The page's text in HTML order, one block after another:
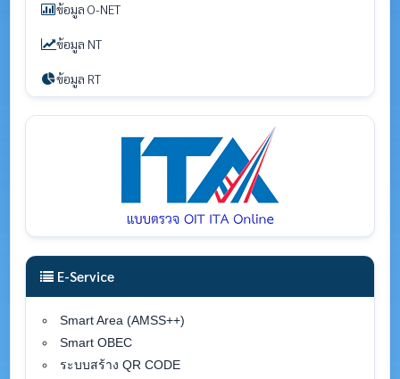
ข้อมูล O-NET
ข้อมูล NT
ข้อมูล RT
E-Service
Smart Area (AMSS++)
Smart OBEC
ระบบสร้าง QR CODE